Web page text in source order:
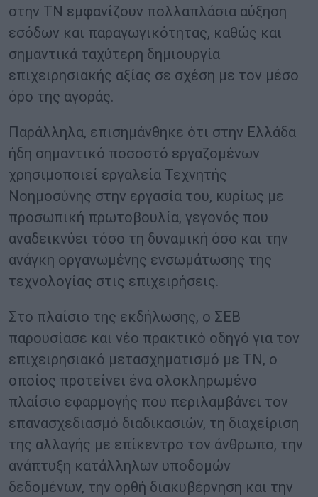
στην ΤΝ εμφανίζουν πολλαπλάσια αύξηση
εσόδων και παραγωγικότητας, καθώς και
σημαντικά ταχύτερη δημιουργία
επιχειρησιακής αξίας σε σχέση με τον μέσο
όρο της αγοράς.
Παράλληλα, επισημάνθηκε ότι στην Ελλάδα
ήδη σημαντικό ποσοστό εργαζομένων
χρησιμοποιεί εργαλεία Τεχνητής
Νοημοσύνης στην εργασία του, κυρίως με
προσωπική πρωτοβουλία, γεγονός που
αναδεικνύει τόσο τη δυναμική όσο και την
ανάγκη οργανωμένης ενσωμάτωσης της
τεχνολογίας στις επιχειρήσεις.
Στο πλαίσιο της εκδήλωσης, ο ΣΕΒ
παρουσίασε και νέο πρακτικό οδηγό για τον
επιχειρησιακό μετασχηματισμό με ΤΝ, ο
οποίος προτείνει ένα ολοκληρωμένο
πλαίσιο εφαρμογής που περιλαμβάνει τον
επανασχεδιασμό διαδικασιών, τη διαχείριση
της αλλαγής με επίκεντρο τον άνθρωπο, την
ανάπτυξη κατάλληλων υποδομών
δεδομένων, την ορθή διακυβέρνηση και την